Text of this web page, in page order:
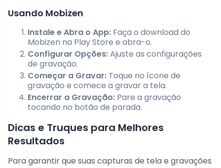
Usando Mobizen
Instale e Abra o App: Faça o download do
Mobizen na Play Store e abra-o.
Configurar Opções:Ajuste as configurações
de gravação.
Começar a Gravar: Toque no ícone de
gravação e comece a gravar a tela.
Encerrar a Gravação: Pare a gravação
tocando no botão de parada.
Dicas e Truques para Melhores
Resultados
Para garantir que suas capturas de tela e gravações